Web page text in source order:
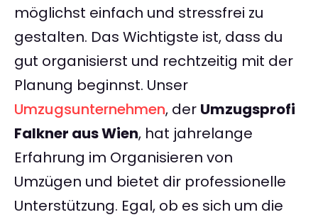
möglichst einfach und stressfrei zu
gestalten. Das Wichtigste ist, dass du
gut organisierst und rechtzeitig mit der
Planung beginnst. Unser
Umzugsunternehmen, der Umzugsprofi
Falkner aus Wien, hat jahrelange
Erfahrung im Organisieren von
Umzügen und bietet dir professionelle
Unterstützung. Egal, ob es sich um die